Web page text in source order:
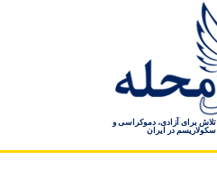
تلاش برای آزادی، دموکراسی و
سکولاریسم در ایران